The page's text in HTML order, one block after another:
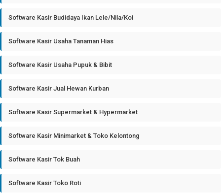
Software Kasir Budidaya Ikan Lele/Nila/Koi
Software Kasir Usaha Tanaman Hias
Software Kasir Usaha Pupuk & Bibit
Software Kasir Jual Hewan Kurban
Software Kasir Supermarket & Hypermarket
Software Kasir Minimarket & Toko Kelontong
Software Kasir Tok Buah
Software Kasir Toko Roti